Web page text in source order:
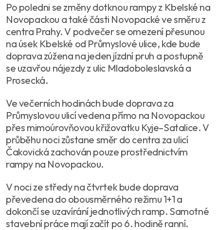
Po poledni se změny dotknou rampy z Kbelské na
Novopackou a také části Novopacké ve směru z
centra Prahy. V podvečer se omezení přesunou
na úsek Kbelské od Průmyslové ulice, kde bude
doprava zúžena na jeden jízdní pruh a postupně
se uzavřou nájezdy z ulic Mladoboleslavská a
Prosecká.
Ve večerních hodinách bude doprava za
Průmyslovou ulicí vedena přímo na Novopackou
přes mimoúrovňovou křižovatku Kyje–Satalice. V
průběhu noci zůstane směr do centra za ulicí
Čakovická zachován pouze prostřednictvím
rampy na Novopackou.
V noci ze středy na čtvrtek bude doprava
převedena do obousměrného režimu 1+1 a
dokončí se uzavírání jednotlivých ramp. Samotné
stavební práce mají začít po 6. hodině ranní.